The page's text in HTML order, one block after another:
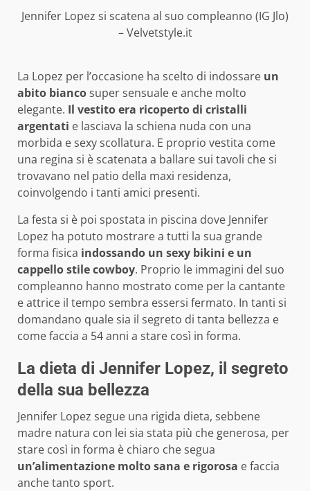
Jennifer Lopez si scatena al suo compleanno (IG Jlo)
– Velvetstyle.it
La Lopez per l’occasione ha scelto di indossare un
abito biancosuper sensuale e anche molto
elegante. Il vestito era ricoperto di cristalli
argentati e lasciava la schiena nuda con una
morbida e sexy scollatura. E proprio vestita come
una regina si è scatenata a ballare sui tavoli che si
trovavano nel patio della maxi residenza,
coinvolgendo i tanti amici presenti.
La festa si è poi spostata in piscina dove Jennifer
Lopez ha potuto mostrare a tutti la sua grande
forma fisica indossando un sexy bikini e un
cappello stile cowboy. Proprio le immagini del suo
compleanno hanno mostrato come per la cantante
e attrice il tempo sembra essersi fermato. In tanti si
domandano quale sia il segreto di tanta bellezza e
come faccia a 54 anni a stare così in forma.
La dieta di Jennifer Lopez, il segreto
della sua bellezza
Jennifer Lopez segue una rigida dieta, sebbene
madre natura con lei sia stata più che generosa, per
stare così in forma è chiaro che segua
un’alimentazione molto sana e rigorosa e faccia
anche tanto sport.